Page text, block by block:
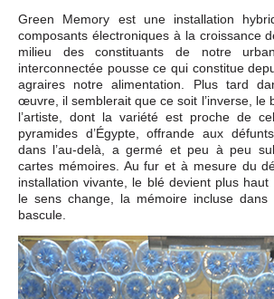
Green Memory est une installation
composants électroniques à la croissance
milieu des constituants de notre
interconnectée pousse ce qui constitue
agraires notre alimentation. Plus tard
œuvre, il semblerait que ce soit l’inverse, le
l’artiste, dont la variété est proche de
pyramides d’Égypte, offrande aux
dans l’au-delà, a germé et peu à peu
cartes mémoires. Au fur et à mesure du
installation vivante, le blé devient plus haut
le sens change, la mémoire incluse
bascule.